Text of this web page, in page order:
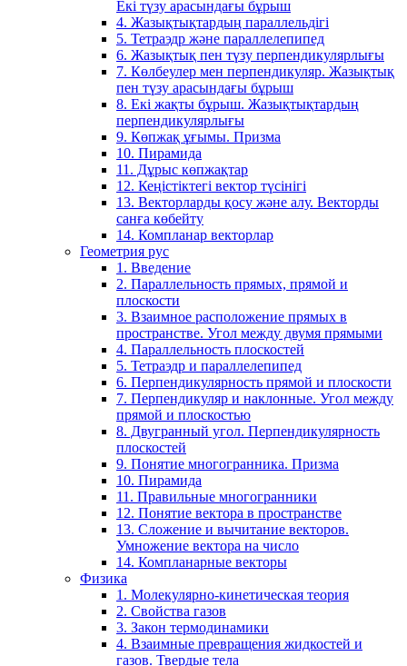
Екі түзу арасындағы бұрыш
4. Жазықтықтардың параллельдігі
5. Тетраэдр және параллелепипед
6. Жазықтық пен түзу перпендикулярлығы
7. Көлбеулер мен перпендикуляр. Жазықтық
пен түзу арасындағы бұрыш
8. Екі жақты бұрыш. Жазықтықтардың
перпендикулярлығы
9. Көпжақ ұғымы. Призма
10. Пирамида
11. Дұрыс көпжақтар
12. Кеңістіктегі вектор түсінігі
13. Векторларды қосу және алу. Векторды
санға көбейту
14. Компланар векторлар
Геометрия рус
1. Введение
2. Параллельность прямых, прямой и
плоскости
3. Взаимное расположение прямых в
пространстве. Угол между двумя прямыми
4. Параллельность плоскостей
5. Тетраэдр и параллелепипед
6. Перпендикулярность прямой и плоскости
7. Перпендикуляр и наклонные. Угол между
прямой и плоскостью
8. Двугранный угол. Перпендикулярность
плоскостей
9. Понятие многогранника. Призма
10. Пирамида
11. Правильные многогранники
12. Понятие вектора в пространстве
13. Сложение и вычитание векторов.
Умножение вектора на число
14. Компланарные векторы
Физика
1. Молекулярно-кинетическая теория
2. Свойства газов
3. Закон термодинамики
4. Взаимные превращения жидкостей и
газов. Твердые тела